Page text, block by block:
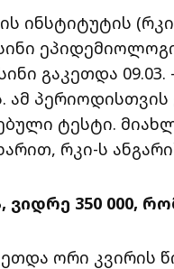
ინსტიტუტის
გაკეთდა
ამ
ტესტი.
რკი-ს
ვიდრე 350 000,
ორი კვირის